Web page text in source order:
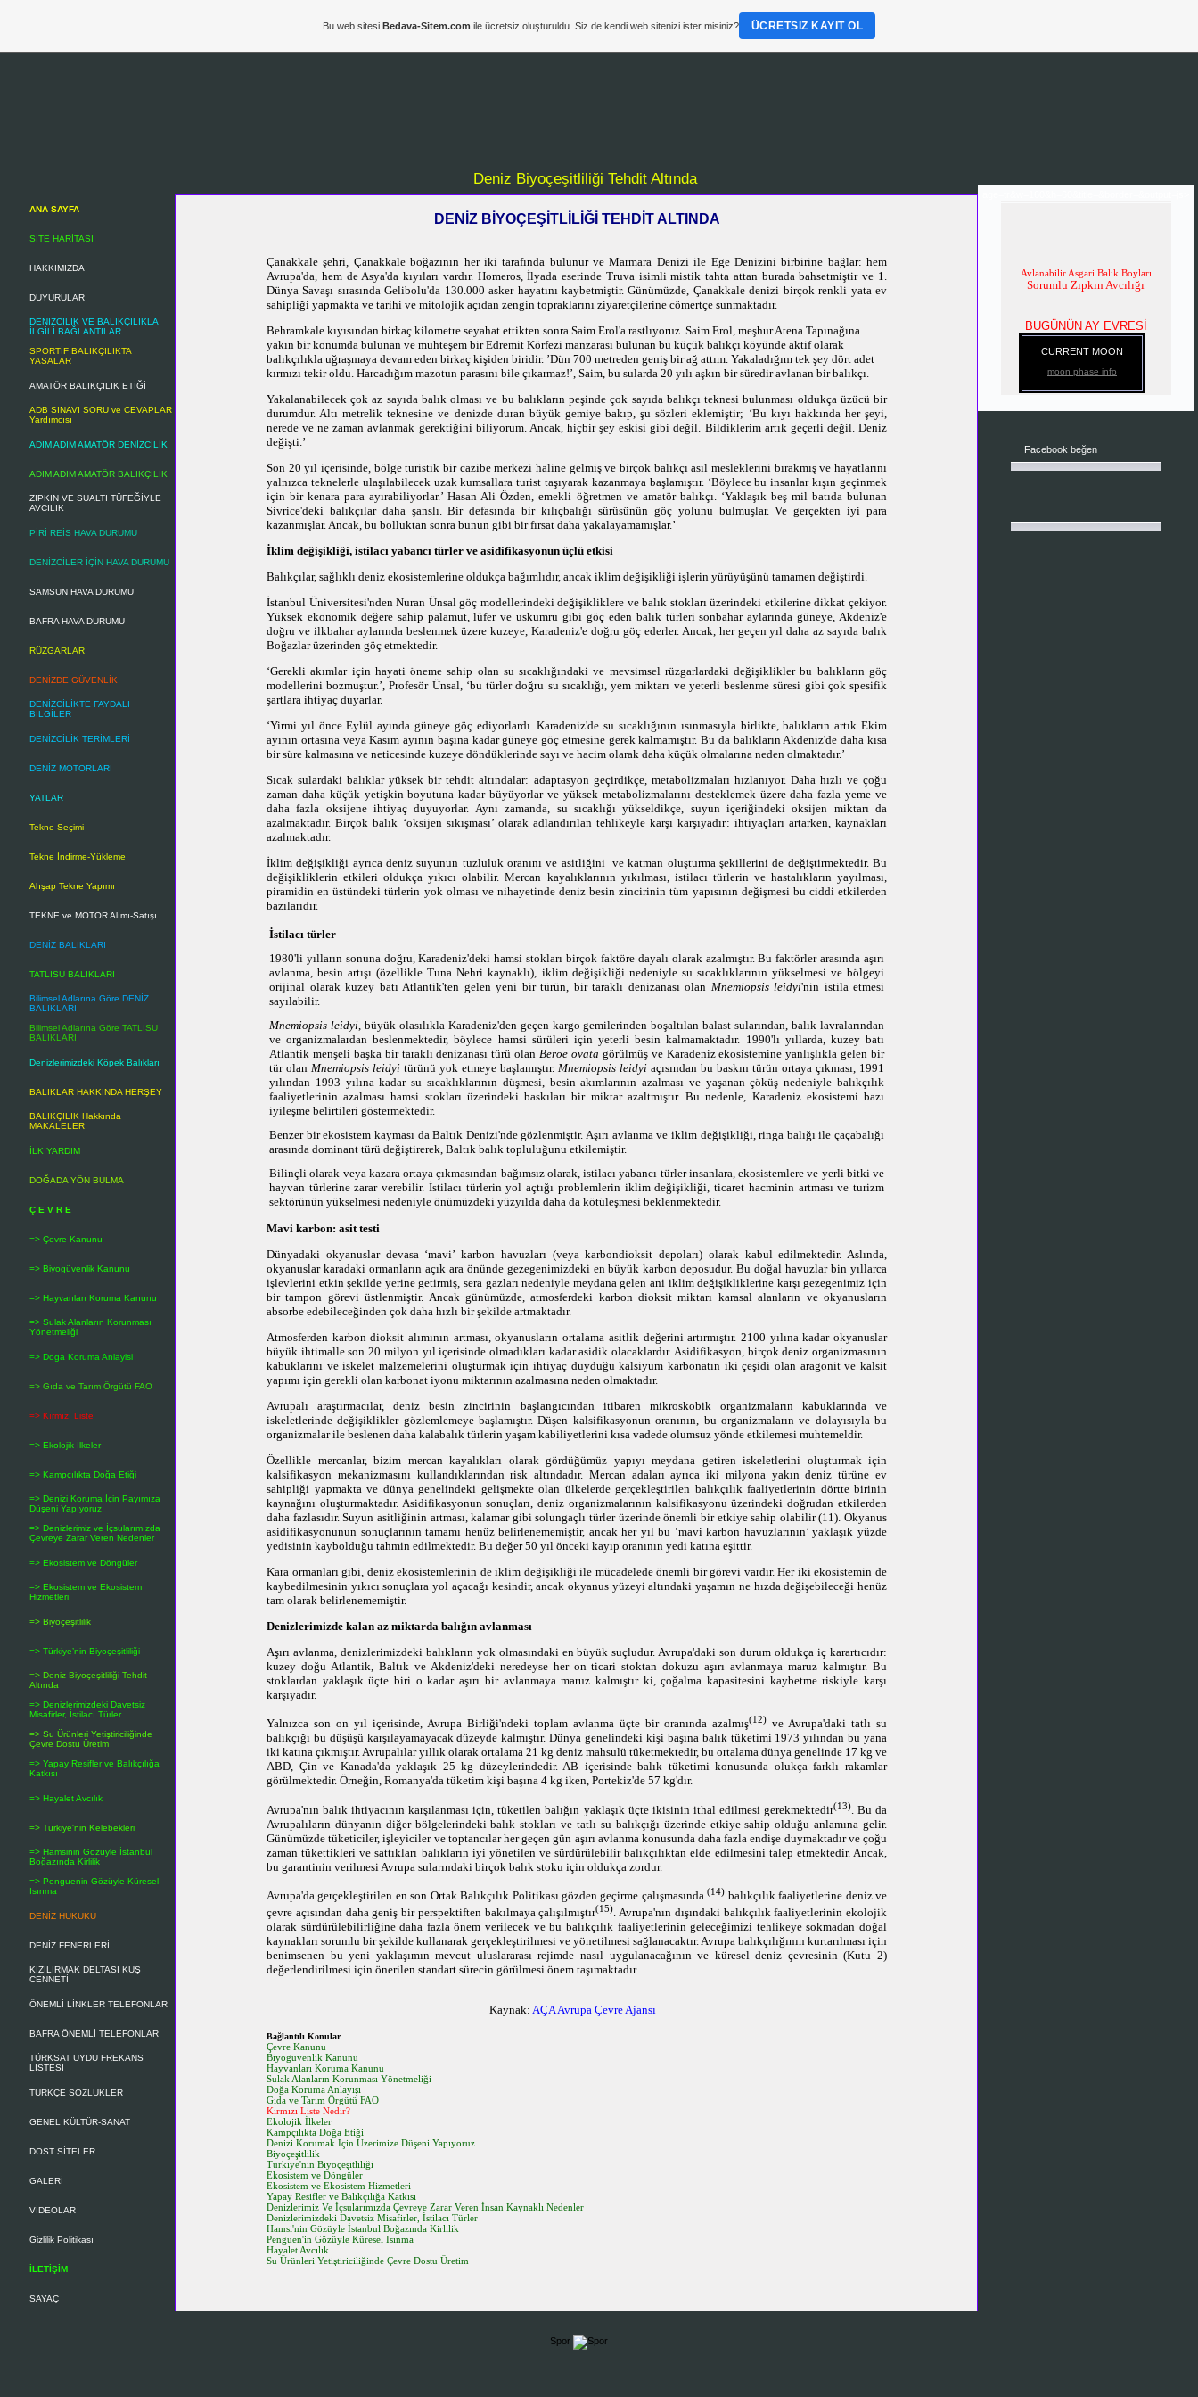
ANA SAYFA
SİTE HARİTASI
HAKKIMIZDA
DUYURULAR
DENİZCİLİK VE BALIKÇILIKLA
İLGİLİ BAĞLANTILAR
SPORTİF BALIKÇILIKTA
YASALAR
AMATÖR BALIKÇILIK ETİĞİ
ADB SINAVI SORU ve CEVAPLAR
Yardımcısı
ADIM ADIM AMATÖR DENİZCİLİK
ADIM ADIM AMATÖR BALIKÇILIK
ZIPKIN VE SUALTI TÜFEĞİYLE
AVCILIK
PİRİ REİS HAVA DURUMU
DENİZCİLER İÇİN HAVA DURUMU
SAMSUN HAVA DURUMU
BAFRA HAVA DURUMU
RÜZGARLAR
DENİZDE GÜVENLİK
DENİZCİLİKTE FAYDALI
BİLGİLER
DENİZCİLİK TERİMLERİ
DENİZ MOTORLARI
YATLAR
Tekne Seçimi
Tekne İndirme-Yükleme
Ahşap Tekne Yapımı
TEKNE ve MOTOR Alımı-Satışı
DENİZ BALIKLARI
TATLISU BALIKLARI
Bilimsel Adlarına Göre DENİZ
BALIKLARI
Bilimsel Adlarına Göre TATLISU
BALIKLARI
Denizlerimizdeki Köpek Balıkları
BALIKLAR HAKKINDA HERŞEY
BALIKÇILIK Hakkında
MAKALELER
İLK YARDIM
DOĞADA YÖN BULMA
Ç E V R E
=> Çevre Kanunu
=> Biyogüvenlik Kanunu
=> Hayvanları Koruma Kanunu
=> Sulak Alanların Korunması
Yönetmeliği
=> Doga Koruma Anlayisi
=> Gıda ve Tarım Örgütü FAO
=> Kırmızı Liste
=> Ekolojik İlkeler
=> Kampçılıkta Doğa Etiği
=> Denizi Koruma İçin Payımıza
Düşeni Yapıyoruz
=> Denizlerimiz ve İçsularımızda
Çevreye Zarar Veren Nedenler
=> Ekosistem ve Döngüler
=> Ekosistem ve Ekosistem
Hizmetleri
=> Biyoçeşitlilik
=> Türkiye’nin Biyoçeşitliliği
=> Deniz Biyoçeşitliliği Tehdit
Altında
=> Denizlerimizdeki Davetsiz
Misafirler, İstilacı Türler
=> Su Ürünleri Yetiştiriciliğinde
Çevre Dostu Üretim
=> Yapay Resifler ve Balıkçılığa
Katkısı
=> Hayalet Avcılık
=> Türkiye'nin Kelebekleri
=> Hamsinin Gözüyle İstanbul
Boğazında Kirlilik
=> Penguenin Gözüyle Küresel
Isınma
DENİZ HUKUKU
DENİZ FENERLERİ
KIZILIRMAK DELTASI KUŞ
CENNETİ
ÖNEMLİ LİNKLER TELEFONLAR
BAFRA ÖNEMLİ TELEFONLAR
TÜRKSAT UYDU FREKANS
LİSTESİ
TÜRKÇE SÖZLÜKLER
GENEL KÜLTÜR-SANAT
DOST SİTELER
GALERİ
VİDEOLAR
Gizlilik Politikası
İLETİŞİM
SAYAÇ
Deniz Biyoçeşitliliği Tehdit Altında
DENİZ BİYOÇEŞİTLİLİĞİ TEHDİT ALTINDA
Çanakkale şehri, Çanakkale boğazının her iki tarafında bulunur ve Marmara Denizi ile Ege Denizini birbirine bağlar: hem
Avrupa'da, hem de Asya'da kıyıları vardır. Homeros, İlyada eserinde Truva isimli mistik tahta attan burada bahsetmiştir ve 1.
Dünya Savaşı sırasında Gelibolu'da 130.000 asker hayatını kaybetmiştir. Günümüzde, Çanakkale denizi birçok renkli yata ev
sahipliği yapmakta ve tarihi ve mitolojik açıdan zengin topraklarını ziyaretçilerine cömertçe sunmaktadır.
Behramkale kıyısından birkaç kilometre seyahat ettikten sonra Saim Erol'a rastlıyoruz. Saim Erol, meşhur Atena Tapınağına
yakın bir konumda bulunan ve muhteşem bir Edremit Körfezi manzarası bulunan bu küçük balıkçı köyünde aktif olarak
balıkçılıkla uğraşmaya devam eden birkaç kişiden biridir. ’Dün 700 metreden geniş bir ağ attım. Yakaladığım tek şey dört adet
kırmızı tekir oldu. Harcadığım mazotun parasını bile çıkarmaz!’, Saim, bu sularda 20 yılı aşkın bir süredir avlanan bir balıkçı.
Yakalanabilecek çok az sayıda balık olması ve bu balıkların peşinde çok sayıda balıkçı teknesi bulunması oldukça üzücü bir
durumdur. Altı metrelik teknesine ve denizde duran büyük gemiye bakıp, şu sözleri eklemiştir; ‘Bu kıyı hakkında her şeyi,
nerede ve ne zaman avlanmak gerektiğini biliyorum. Ancak, hiçbir şey eskisi gibi değil. Bildiklerim artık geçerli değil. Deniz
değişti.’
Son 20 yıl içerisinde, bölge turistik bir cazibe merkezi haline gelmiş ve birçok balıkçı asıl mesleklerini bırakmış ve hayatlarını
yalnızca teknelerle ulaşılabilecek uzak kumsallara turist taşıyarak kazanmaya başlamıştır. ‘Böylece bu insanlar kışın geçinmek
için bir kenara para ayırabiliyorlar.’ Hasan Ali Özden, emekli öğretmen ve amatör balıkçı. ‘Yaklaşık beş mil batıda bulunan
Sivrice'deki balıkçılar daha şanslı. Bir defasında bir kılıçbalığı sürüsünün göç yolunu bulmuşlar. Ve gerçekten iyi para
kazanmışlar. Ancak, bu bolluktan sonra bunun gibi bir fırsat daha yakalayamamışlar.’
İklim değişikliği, istilacı yabancı türler ve asidifikasyonun üçlü etkisi
Balıkçılar, sağlıklı deniz ekosistemlerine oldukça bağımlıdır, ancak iklim değişikliği işlerin yürüyüşünü tamamen değiştirdi.
İstanbul Üniversitesi'nden Nuran Ünsal göç modellerindeki değişikliklere ve balık stokları üzerindeki etkilerine dikkat çekiyor.
Yüksek ekonomik değere sahip palamut, lüfer ve uskumru gibi göç eden balık türleri sonbahar aylarında güneye, Akdeniz'e
doğru ve ilkbahar aylarında beslenmek üzere kuzeye, Karadeniz'e doğru göç ederler. Ancak, her geçen yıl daha az sayıda balık
Boğazlar üzerinden göç etmektedir.
‘Gerekli akımlar için hayati öneme sahip olan su sıcaklığındaki ve mevsimsel rüzgarlardaki değişiklikler bu balıkların göç
modellerini bozmuştur.’, Profesör Ünsal, ‘bu türler doğru su sıcaklığı, yem miktarı ve yeterli beslenme süresi gibi çok spesifik
şartlara ihtiyaç duyarlar.
‘Yirmi yıl önce Eylül ayında güneye göç ediyorlardı. Karadeniz'de su sıcaklığının ısınmasıyla birlikte, balıkların artık Ekim
ayının ortasına veya Kasım ayının başına kadar güneye göç etmesine gerek kalmamıştır. Bu da balıkların Akdeniz'de daha kısa
bir süre kalmasına ve neticesinde kuzeye döndüklerinde sayı ve hacim olarak daha küçük olmalarına neden olmaktadır.’
Sıcak sulardaki balıklar yüksek bir tehdit altındalar: adaptasyon geçirdikçe, metabolizmaları hızlanıyor. Daha hızlı ve çoğu
zaman daha küçük yetişkin boyutuna kadar büyüyorlar ve yüksek metabolizmalarını desteklemek üzere daha fazla yeme ve
daha fazla oksijene ihtiyaç duyuyorlar. Aynı zamanda, su sıcaklığı yükseldikçe, suyun içeriğindeki oksijen miktarı da
azalmaktadır. Birçok balık ‘oksijen sıkışması’ olarak adlandırılan tehlikeyle karşı karşıyadır: ihtiyaçları artarken, kaynakları
azalmaktadır.
İklim değişikliği ayrıca deniz suyunun tuzluluk oranını ve asitliğini ve katman oluşturma şekillerini de değiştirmektedir. Bu
değişikliklerin etkileri oldukça yıkıcı olabilir. Mercan kayalıklarının yıkılması, istilacı türlerin ve hastalıkların yayılması,
piramidin en üstündeki türlerin yok olması ve nihayetinde deniz besin zincirinin tüm yapısının değişmesi bu ciddi etkilerden
bazılarıdır.
İstilacı türler
1980'li yılların sonuna doğru, Karadeniz'deki hamsi stokları birçok faktöre dayalı olarak azalmıştır. Bu faktörler arasında aşırı
avlanma, besin artışı (özellikle Tuna Nehri kaynaklı), iklim değişikliği nedeniyle su sıcaklıklarının yükselmesi ve bölgeyi
orijinal olarak kuzey batı Atlantik'ten gelen yeni bir türün, bir taraklı denizanası olan ­Mnemiopsis leidyi'nin istila etmesi
sayılabilir.
Mnemiopsis leidyi, büyük olasılıkla Karadeniz'den geçen kargo gemilerinden boşaltılan balast sularından, balık lavralarından
ve organizmalardan beslenmektedir, böylece hamsi sürüleri için yeterli besin kalmamaktadır. 1990'lı yıllarda, kuzey batı
Atlantik menşeli başka bir taraklı denizanası türü olan Beroe ovata görülmüş ve Karadeniz ekosistemine yanlışlıkla gelen bir
tür olan Mnemiopsis leidyi türünü yok etmeye başlamıştır. Mnemiopsis leidyi açısından bu baskın türün ortaya çıkması, 1991
yılından 1993 yılına kadar su sıcaklıklarının düşmesi, besin akımlarının azalması ve yaşanan çöküş nedeniyle balıkçılık
faaliyetlerinin azalması hamsi stokları üzerindeki baskıları bir miktar azaltmıştır. Bu nedenle, Karadeniz ekosistemi bazı
iyileşme belirtileri göstermektedir.
Benzer bir ekosistem kayması da Baltık Denizi'nde gözlenmiştir. Aşırı avlanma ve iklim değişikliği, ringa balığı ile çaçabalığı
arasında dominant türü değiştirerek, Baltık balık topluluğunu etkilemiştir.
Bilinçli olarak veya kazara ortaya çıkmasından bağımsız olarak, istilacı yabancı türler insanlara, ekosistemlere ve yerli bitki ve
hayvan türlerine zarar verebilir. İstilacı türlerin yol açtığı problemlerin iklim değişikliği, ticaret hacminin artması ve turizm
sektörünün yükselmesi nedeniyle önümüzdeki yüzyılda daha da kötüleşmesi beklenmektedir.
Mavi karbon: asit testi
Dünyadaki okyanuslar devasa ‘mavi’ karbon havuzları (veya karbondioksit depoları) olarak kabul edilmektedir. Aslında,
okyanuslar karadaki ormanların açık ara önünde gezegenimizdeki en büyük karbon deposudur. Bu doğal havuzlar bin yıllarca
işlevlerini etkin şekilde yerine getirmiş, sera gazları nedeniyle meydana gelen ani iklim değişikliklerine karşı gezegenimiz için
bir tampon görevi üstlenmiştir. Ancak günümüzde, atmosferdeki karbon dioksit miktarı karasal alanların ve okyanusların
absorbe edebileceğinden çok daha hızlı bir şekilde artmaktadır.
Atmosferden karbon dioksit alımının artması, okyanusların ortalama asitlik değerini artırmıştır. 2100 yılına kadar okyanuslar
büyük ihtimalle son 20 milyon yıl içerisinde olmadıkları kadar asidik olacaklardır. Asidifikasyon, birçok deniz organizmasının
kabuklarını ve iskelet malzemelerini oluşturmak için ihtiyaç duyduğu kalsiyum karbonatın iki çeşidi olan aragonit ve kalsit
yapımı için gerekli olan karbonat iyonu miktarının azalmasına neden olmaktadır.
Avrupalı araştırmacılar, deniz besin zincirinin başlangıcından itibaren mikroskobik organizmaların kabuklarında ve
iskeletlerinde değişiklikler gözlemlemeye başlamıştır. Düşen kalsifikasyonun oranının, bu organizmaların ve dolayısıyla bu
organizmalar ile beslenen daha kalabalık türlerin yaşam kabiliyetlerini kısa vadede olumsuz yönde etkilemesi muhtemeldir.
Özellikle mercanlar, bizim mercan kayalıkları olarak gördüğümüz yapıyı meydana getiren iskeletlerini oluşturmak için
kalsifikasyon mekanizmasını kullandıklarından risk altındadır. Mercan adaları ayrıca iki milyona yakın deniz türüne ev
sahipliği yapmakta ve dünya genelindeki gelişmekte olan ülkelerde gerçekleştirilen balıkçılık faaliyetlerinin dörtte birinin
kaynağını oluşturmaktadır. Asidifikasyonun sonuçları, deniz organizmalarının kalsifikasyonu üzerindeki doğrudan etkilerden
daha fazlasıdır. Suyun asitliğinin artması, kalamar gibi solungaçlı türler üzerinde önemli bir etkiye sahip olabilir (11). Okyanus
asidifikasyonunun sonuçlarının tamamı henüz belirlenememiştir, ancak her yıl bu ‘mavi karbon havuzlarının’ yaklaşık yüzde
yedisinin kaybolduğu tahmin edilmektedir. Bu değer 50 yıl önceki kayıp oranının yedi katına eşittir.
Kara ormanları gibi, deniz ekosistemlerinin de iklim değişikliği ile mücadelede önemli bir görevi vardır. Her iki ekosistemin de
kaybedilmesinin yıkıcı sonuçlara yol açacağı kesindir, ancak okyanus yüzeyi altındaki yaşamın ne hızda değişebileceği henüz
tam olarak belirlenememiştir.
Denizlerimizde kalan az miktarda balığın avlanması
Aşırı avlanma, denizlerimizdeki balıkların yok olmasındaki en büyük suçludur. Avrupa'daki son durum oldukça iç karartıcıdır:
kuzey doğu Atlantik, Baltık ve Akdeniz'deki neredeyse her on ticari stoktan dokuzu aşırı avlanmaya maruz kalmıştır. Bu
stoklardan yaklaşık üçte biri o kadar aşırı bir avlanmaya maruz kalmıştır ki, çoğalma kapasitesini kaybetme riskiyle karşı
karşıyadır.
Yalnızca son on yıl içerisinde, Avrupa Birliği'ndeki toplam avlanma üçte bir oranında azalmış(12) ve Avrupa'daki tatlı su
balıkçığı bu düşüşü karşılayamayacak düzeyde kalmıştır. Dünya genelindeki kişi başına balık tüketimi 1973 yılından bu yana
iki katına çıkmıştır. Avrupalılar yıllık olarak ortalama 21 kg deniz mahsulü tüketmektedir, bu ortalama dünya genelinde 17 kg ve
ABD, Çin ve Kanada'da yaklaşık 25 kg düzeylerindedir. AB içerisinde balık tüketimi konusunda olukça farklı rakamlar
görülmektedir. Örneğin, Romanya'da tüketim kişi başına 4 kg iken, Portekiz'de 57 kg'dır.
Avrupa'nın balık ihtiyacının karşılanması için, tüketilen balığın yaklaşık üçte ikisinin ithal edilmesi gerekmektedir(13). Bu da
Avrupalıların dünyanın diğer bölgelerindeki balık stokları ve tatlı su balıkçığı üzerinde etkiye sahip olduğu anlamına gelir.
Günümüzde tüketiciler, işleyiciler ve toptancılar her geçen gün aşırı avlanma konusunda daha fazla endişe duymaktadır ve çoğu
zaman tükettikleri ve sattıkları balıkların iyi yönetilen ve sürdürülebilir balıkçılıktan elde edilmesini talep etmektedir. Ancak,
bu garantinin verilmesi Avrupa sularındaki birçok balık stoku için oldukça zordur.
Avrupa'da gerçekleştirilen en son Ortak Balıkçılık Politikası gözden geçirme çalışmasında(14) balıkçılık faaliyetlerine deniz ve
çevre açısından daha geniş bir perspektiften bakılmaya çalışılmıştır(15). Avrupa'nın dışındaki balıkçılık faaliyetlerinin ekolojik
olarak sürdürülebilirliğine daha fazla önem verilecek ve bu balıkçılık faaliyetlerinin geleceğimizi tehlikeye sokmadan doğal
kaynakları sorumlu bir şekilde kullanarak gerçekleştirilmesi ve yönetilmesi sağlanacaktır. Avrupa balıkçılığının kurtarılması için
benimsenen bu yeni yaklaşımın mevcut uluslararası rejimde nasıl uygulanacağının ve küresel deniz çevresinin (Kutu 2)
değerlendirilmesi için önerilen standart sürecin görülmesi önem taşımaktadır.
Kaynak: AÇA Avrupa Çevre Ajansı
Bağlantılı Konular
Çevre Kanunu
Biyogüvenlik Kanunu
Hayvanları Koruma Kanunu
Sulak Alanların Korunması Yönetmeliği
Doğa Koruma Anlayışı
Gıda ve Tarım Örgütü FAO
Kırmızı Liste Nedir?
Ekolojik İlkeler
Kampçılıkta Doğa Etiği
Denizi Korumak İçin Üzerimize Düşeni Yapıyoruz
Biyoçeşitlilik
Türkiye'nin Biyoçeşitliliği
Ekosistem ve Döngüler
Ekosistem ve Ekosistem Hizmetleri
Yapay Resifler ve Balıkçılığa Katkısı
Denizlerimiz Ve İçsularımızda Çevreye Zarar Veren İnsan Kaynaklı Nedenler
Denizlerimizdeki Davetsiz Misafirler, İstilacı Türler
Hamsi'nin Gözüyle İstanbul Boğazında Kirlilik
Penguen'in Gözüyle Küresel Isınma
Hayalet Avcılık
Su Ürünleri Yetiştiriciliğinde Çevre Dostu Üretim
Spor
Avlanabilir Asgari Balık Boyları
Sorumlu Zıpkın Avcılığı
BUGÜNÜN AY EVRESİ
CURRENT MOON
moon phase info
Facebook beğen
Bu web sitesi Bedava-Sitem.com ile ücretsiz oluşturuldu. Siz de kendi web sitenizi ister misiniz? ÜCRETSIZ KAYIT OL